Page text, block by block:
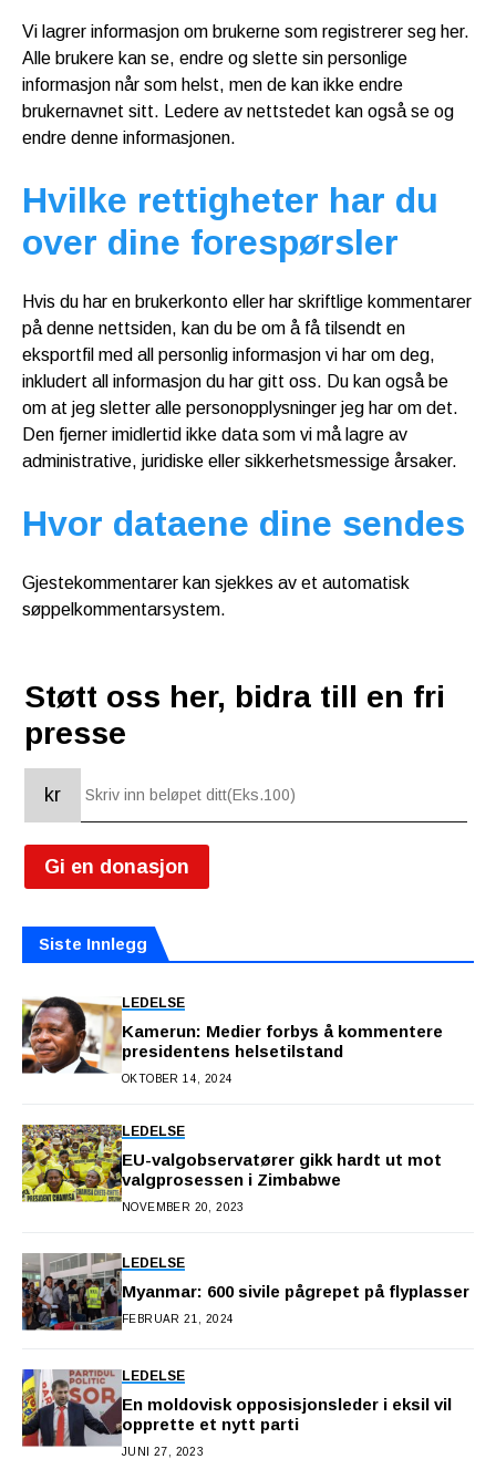
Vi lagrer informasjon om brukerne som registrerer seg her.
Alle brukere kan se, endre og slette sin personlige
informasjon når som helst, men de kan ikke endre
brukernavnet sitt. Ledere av nettstedet kan også se og
endre denne informasjonen.
Hvilke rettigheter har du
over dine forespørsler
Hvis du har en brukerkonto eller har skriftlige kommentarer
på denne nettsiden, kan du be om å få tilsendt en
eksportfil med all personlig informasjon vi har om deg,
inkludert all informasjon du har gitt oss. Du kan også be
om at jeg sletter alle personopplysninger jeg har om det.
Den fjerner imidlertid ikke data som vi må lagre av
administrative, juridiske eller sikkerhetsmessige årsaker.
Hvor dataene dine sendes
Gjestekommentarer kan sjekkes av et automatisk
søppelkommentarsystem.
Støtt oss her, bidra till en fri
presse
kr
Gi en donasjon
Siste Innlegg
LEDELSE
Kamerun: Medier forbys å kommentere
presidentens helsetilstand
OKTOBER 14, 2024
LEDELSE
EU-valgobservatører gikk hardt ut mot
valgprosessen i Zimbabwe
NOVEMBER 20, 2023
LEDELSE
Myanmar: 600 sivile pågrepet på flyplasser
FEBRUAR 21, 2024
LEDELSE
En moldovisk opposisjonsleder i eksil vil
opprette et nytt parti
JUNI 27, 2023